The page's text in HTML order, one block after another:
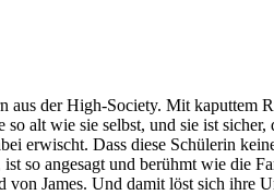
aus der High-Society. Mit kaputtem
alt wie sie selbst, und sie ist sicher,
erwischt. Dass diese Schülerin
so angesagt und berühmt wie die
James. Und damit löst sich ihre